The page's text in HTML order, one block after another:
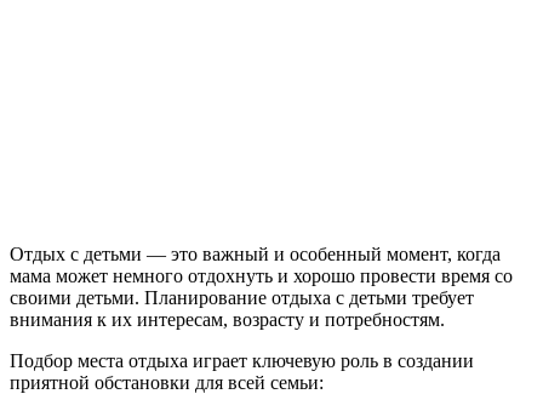
Отдых с детьми — это важный и особенный момент, когда
мама может немного отдохнуть и хорошо провести время со
своими детьми. Планирование отдыха с детьми требует
внимания к их интересам, возрасту и потребностям.
Подбор места отдыха играет ключевую роль в создании
приятной обстановки для всей семьи: